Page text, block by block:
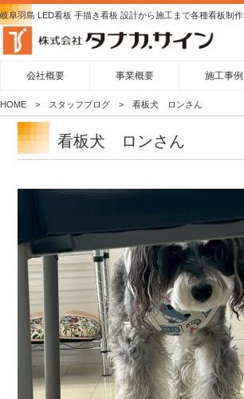
岐阜羽島 LED看板 手描き看板 設計から施工まで各種看板制作
会社概要 事業概要 施工事例
HOME スタッフブログ 看板犬 ロンさん
看板犬 ロンさん